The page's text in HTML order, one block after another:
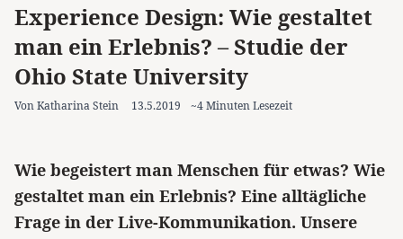
Experience Design: Wie gestaltet
man ein Erlebnis? – Studie der
Ohio State University
Von Katharina Stein 13.5.2019 ~4 Minuten Lesezeit
Wie begeistert man Menschen für etwas? Wie
gestaltet man ein Erlebnis? Eine alltägliche
Frage in der Live-Kommunikation. Unsere